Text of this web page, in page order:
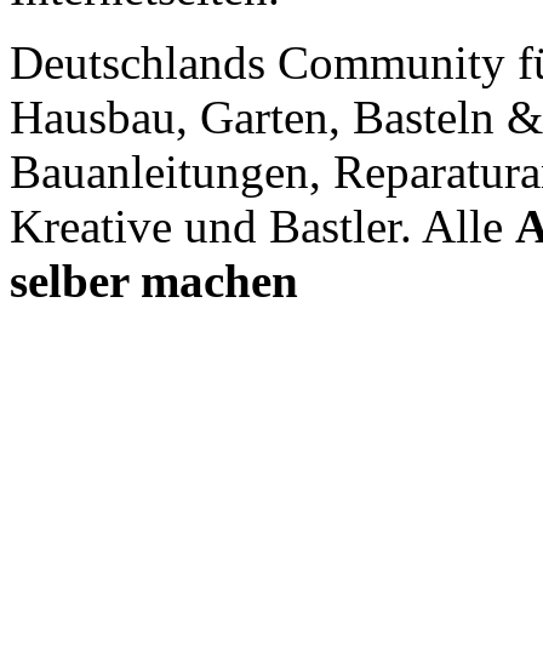
Deutschlands Community
Hausbau, Garten, Basteln
Bauanleitungen,
Kreative und Bastler. Alle
selber machen